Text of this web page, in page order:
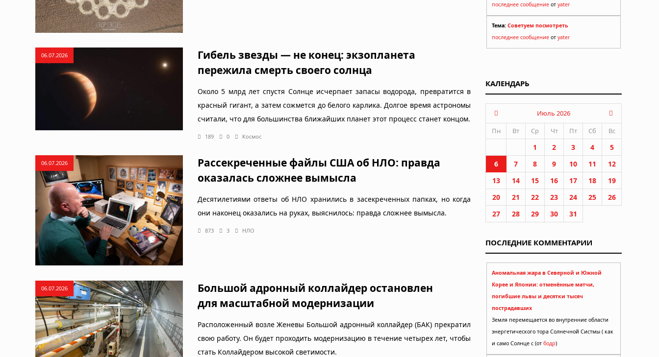
06.07.2026
Гибель звезды — не конец: экзопланета
пережила смерть своего солнца
Около 5 млрд лет спустя Солнце исчерпает запасы водорода, превратится в
красный гигант, а затем сожмется до белого карлика. Долгое время астрономы
считали, что для большинства ближайших планет этот процесс станет концом.
189 0 Космос
06.07.2026
Рассекреченные файлы США об НЛО: правда
оказалась сложнее вымысла
Десятилетиями ответы об НЛО хранились в засекреченных папках, но когда
они наконец оказались на руках, выяснилось: правда сложнее вымысла.
873 3 НЛО
06.07.2026
Большой адронный коллайдер остановлен
для масштабной модернизации
Расположенный возле Женевы Большой адронный коллайдер (БАК) прекратил
свою работу. Он будет проходить модернизацию в течение четырех лет, чтобы
стать Коллайдером высокой светимости.
последнее сообщение от yater
Тема: Советуем посмотреть
последнее сообщение от yater
КАЛЕНДАРЬ
Июль 2026
Пн
Вт Ср Чт Пт Сб Вс
1 2 3 4
5
6
7 8 9 10 11
12
13
14 15 16 17 18
19
20
21 22 23 24 25
26
27
28 29 30 31
ПОСЛЕДНИЕ КОММЕНТАРИИ
Аномальная жара в Северной и Южной
Корее и Японии: отменённые матчи,
погибшие львы и десятки тысяч
пострадавших
Земля перемещается во внутренние области
энергетического тора Солнечной Систмы ( как
и само Солнце с (от бодр)